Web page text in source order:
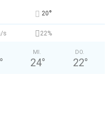
20°
s 22%
°
MI.
24°
DO.
22°